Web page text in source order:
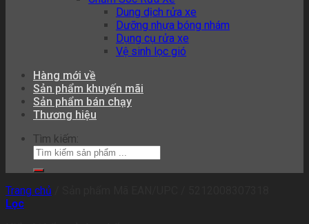
Dung dịch rửa xe
Dưỡng nhựa bóng nhám
Dụng cụ rửa xe
Vệ sinh lọc gió
Hàng mới về
Sản phẩm khuyến mãi
Sản phẩm bán chạy
Thương hiệu
Tìm kiếm:
Trang chủ
Lọc